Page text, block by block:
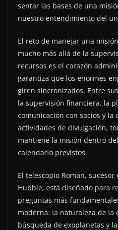
sentar las bases de una
nuestro entendimiento del
El reto de manejar una
mucho más allá de la
recursos es el corazón
garantiza que los enormes
giren sincronizados. Entre
la supervisión financiera, la
comunicación con socios y la
actividades de divulgación,
mantiene la misión dentro
calendario previstos.
El telescopio Roman,
Hubble, está diseñado para
preguntas más
moderna: la naturaleza de la
búsqueda de exoplanetas y